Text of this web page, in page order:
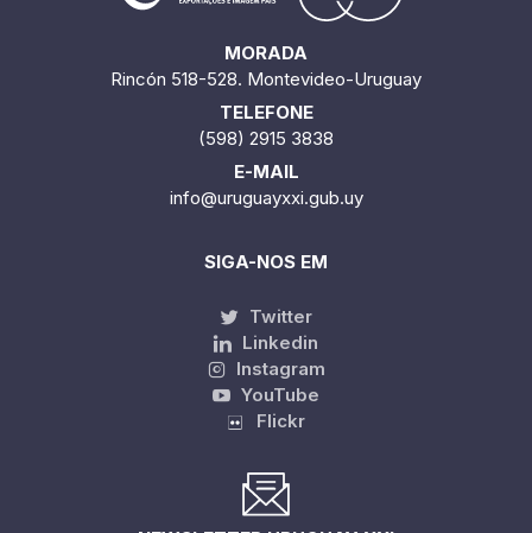
MORADA
Rincón 518-528. Montevideo-Uruguay
TELEFONE
(598) 2915 3838
E-MAIL
info@uruguayxxi.gub.uy
SIGA-NOS EM
Twitter
Linkedin
Instagram
YouTube
Flickr